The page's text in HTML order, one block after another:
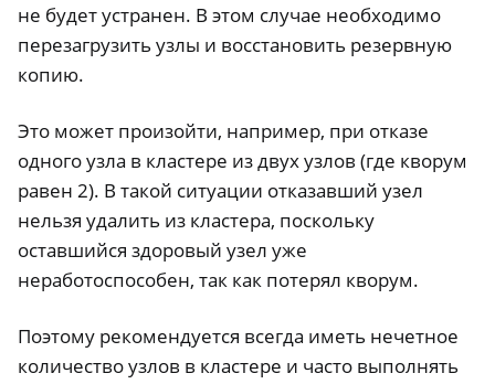
не будет устранен. В этом случае необходимо
перезагрузить узлы и восстановить резервную
копию.
Это может произойти, например, при отказе
одного узла в кластере из двух узлов (где кворум
равен 2). В такой ситуации отказавший узел
нельзя удалить из кластера, поскольку
оставшийся здоровый узел уже
неработоспособен, так как потерял кворум.
Поэтому рекомендуется всегда иметь нечетное
количество узлов в кластере и часто выполнять